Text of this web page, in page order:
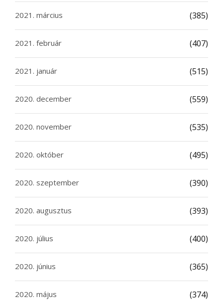
2021. március (385)
2021. február (407)
2021. január (515)
2020. december (559)
2020. november (535)
2020. október (495)
2020. szeptember (390)
2020. augusztus (393)
2020. július (400)
2020. június (365)
2020. május (374)